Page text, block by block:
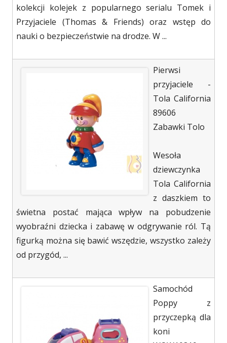
kolekcji kolejek z popularnego serialu Tomek i
Przyjaciele (Thomas & Friends) oraz wstęp do
nauki o bezpieczeństwie na drodze. W ...
Pierwsi
przyjaciele -
Tola California
89606
Zabawki Tolo
Wesoła
dziewczynka
Tola California
z daszkiem to
świetna postać mająca wpływ na pobudzenie
wyobraźni dziecka i zabawę w odgrywanie ról. Tą
figurką można się bawić wszędzie, wszystko zależy
od przygód, ...
Samochód
Poppy z
przyczepką dla
koni